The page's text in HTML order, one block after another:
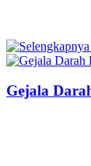
Gejala